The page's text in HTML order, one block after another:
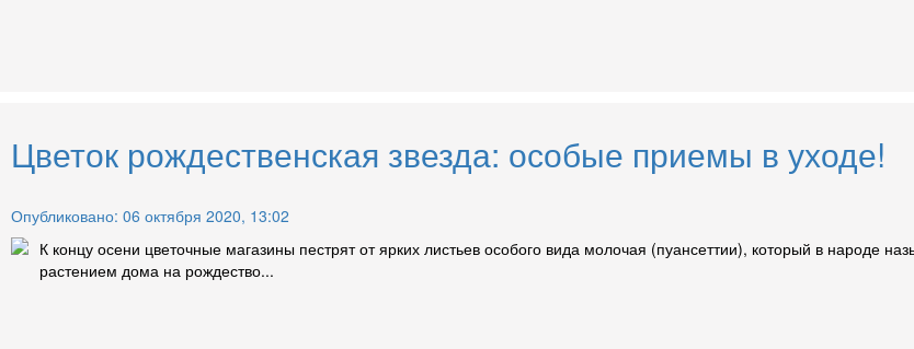
Цветок рождественская звезда: особые приемы в уходе!
Опубликовано: 06 октября 2020, 13:02
К концу осени цветочные магазины пестрят от ярких листьев особого вида молочая (пуансеттии), который в народе
растением дома на рождество...